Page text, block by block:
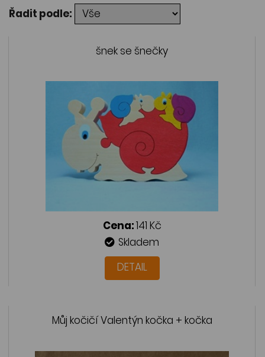
Řadit podle:
šnek se šnečky
Cena:141 Kč
Skladem
DETAIL
Můj kočičí Valentýn kočka + kočka